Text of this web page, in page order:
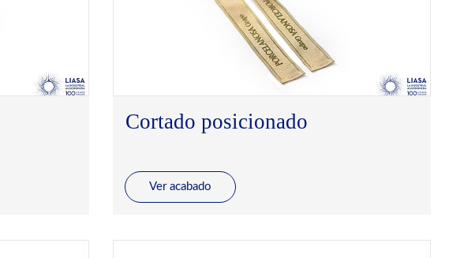
Cortado posicionado
Ver acabado